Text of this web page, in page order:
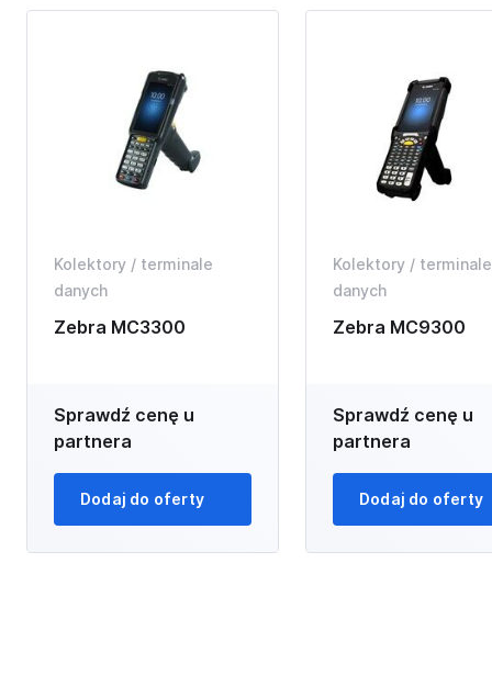
Kolektory / terminale
danych
Zebra MC3300
Sprawdź cenę u
partnera
Dodaj do oferty
Kolektory / terminale
danych
Zebra MC9300
Sprawdź cenę u
partnera
Dodaj do oferty